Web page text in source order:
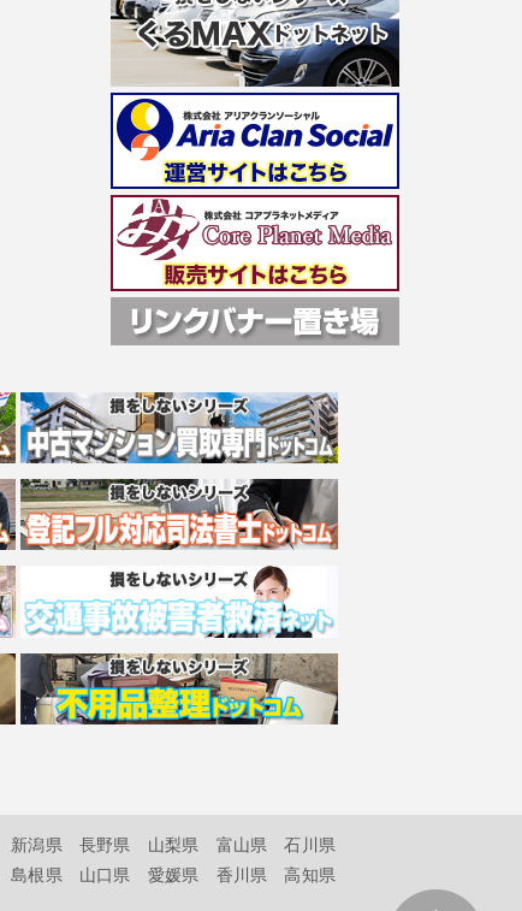
新潟県 長野県 山梨県 富山県
石川県
島根県 山口県 愛媛県 香川県
高知県